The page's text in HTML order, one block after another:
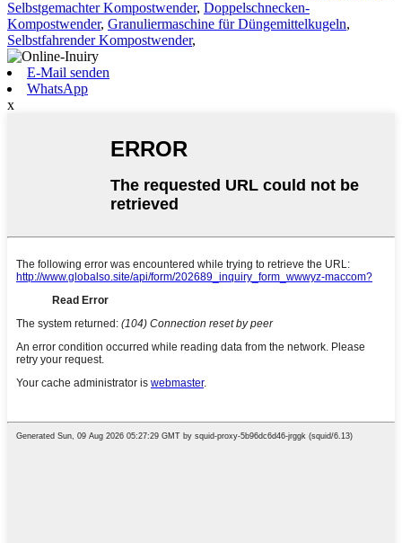
Selbstgemachter Kompostwender, Doppelschnecken-
Kompostwender, Granuliermaschine für Düngemittelkugeln,
Selbstfahrender Kompostwender,
E-Mail senden
WhatsApp
x